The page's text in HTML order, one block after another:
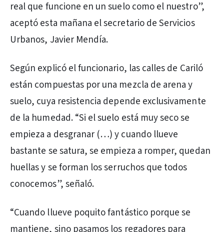
real que funcione en un suelo como el nuestro”,
aceptó esta mañana el secretario de Servicios
Urbanos, Javier Mendía.
Según explicó el funcionario, las calles de Cariló
están compuestas por una mezcla de arena y
suelo, cuya resistencia depende exclusivamente
de la humedad. “Si el suelo está muy seco se
empieza a desgranar (…) y cuando llueve
bastante se satura, se empieza a romper, quedan
huellas y se forman los serruchos que todos
conocemos”, señaló.
“Cuando llueve poquito fantástico porque se
mantiene, sino pasamos los regadores para